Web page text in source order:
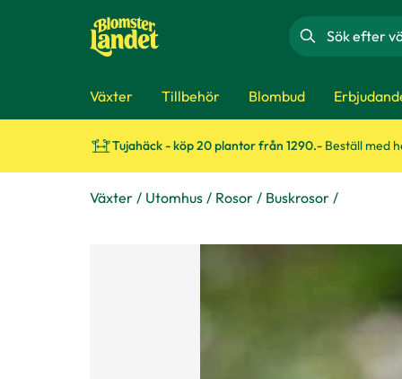
Sök
Växter Tillbehör Blombud
Tujahäck - köp 20 plantor från 1290.- Beställ med
Växter Utomhus Rosor Buskrosor